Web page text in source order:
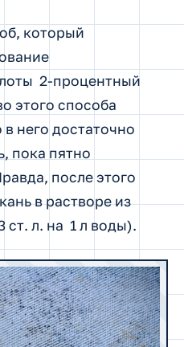
который
2-процентный
этого способа
него достаточно
пока пятно
после этого
в растворе из
ст. л. на 1 л воды).